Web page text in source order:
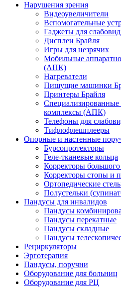
Нарушения зрения
Видеоувеличители
Вспомогательные
Гаджеты для
Дисплеи Брайля
Игры для незрячих
Мобильные
(АПК)
Нагреватели
Пишущие машинки
Принтеры Брайля
комплексы (АПК)
Телефоны для
Тифлофлешплееры
Опорные и настенные
Бурсопротекторы
Геле-тканевые кольца
Корректоры
Корректоры стопы и
Ортопедические
Полустельки
Пандусы для инвалидов
Пандусы
Пандусы перекатные
Пандусы складные
Пандусы
Рециркуляторы
Эрготерапия
Пандусы, поручни
Оборудование для больниц
Оборудование для РЦ